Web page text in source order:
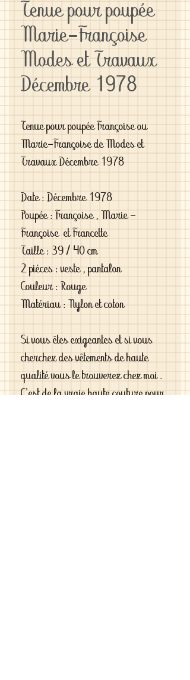
Tenue pour poupée
Marie-Françoise
Modes et Travaux
Décembre 1978
Tenue pour poupée Françoise ou
Marie-Françoise de Modes et
Travaux Décembre 1978
Date : Décembre 1978
Poupée : Françoise , Marie -
Françoise et Francette
Taille : 39 / 40 cm
2 pièces : veste , pantalon
Couleur : Rouge
Matériau : Nylon et coton
Si vous êtes exigeantes et si vous
cherchez des vêtements de haute
qualité vous le trouverez chez moi .
C'est de la vraie haute couture pour